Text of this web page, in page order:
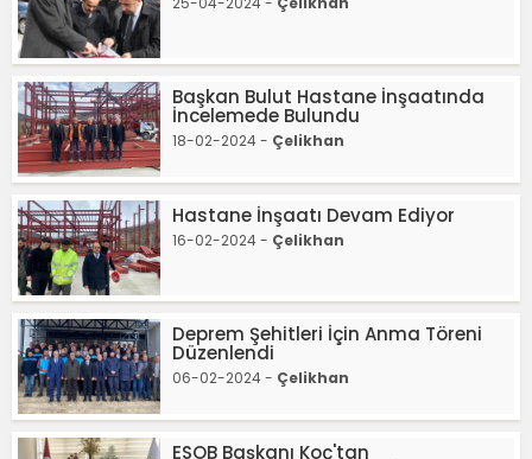
Başkan Bulut Hastane İnşaatında
İncelemede Bulundu
18-02-2024 - Çelikhan
Hastane İnşaatı Devam Ediyor
16-02-2024 - Çelikhan
Deprem Şehitleri İçin Anma Töreni
Düzenlendi
06-02-2024 - Çelikhan
ESOB Başkanı Koç'tan